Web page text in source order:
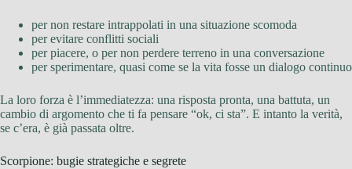
per non restare intrappolati in una situazione scomoda
per evitare conflitti sociali
per piacere, o per non perdere terreno in una conversazione
per sperimentare, quasi come se la vita fosse un dialogo continuo
La loro forza è l’immediatezza: una risposta pronta, una battuta, un
cambio di argomento che ti fa pensare “ok, ci sta”. E intanto la verità,
se c’era, è già passata oltre.
Scorpione: bugie strategiche e segrete